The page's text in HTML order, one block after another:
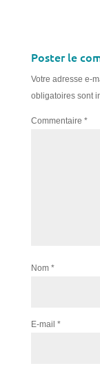
Poster le
Votre adresse e-
obligatoires sont
Commentaire *
Nom *
E-mail *